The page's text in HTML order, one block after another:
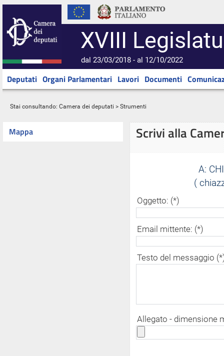
XVIII
dal 23/03/2018 - al 12/10/2022
Deputati Organi Parlamentari Lavori Documenti
Stai consultando: Camera dei deputati > Strumenti
Mappa Scrivi alla
A:
(
Oggetto: (*)
Email mittente: (*)
Testo del messaggio
Allegato - dimensione